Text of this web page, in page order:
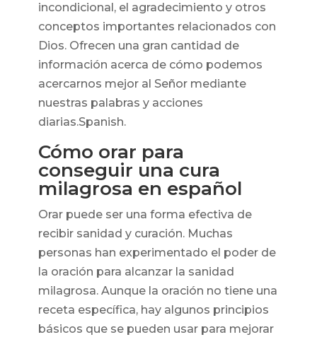
incondicional, el agradecimiento y otros
conceptos importantes relacionados con
Dios. Ofrecen una gran cantidad de
información acerca de cómo podemos
acercarnos mejor al Señor mediante
nuestras palabras y acciones
diarias.Spanish.
Cómo orar para
conseguir una cura
milagrosa en español
Orar puede ser una forma efectiva de
recibir sanidad y curación. Muchas
personas han experimentado el poder de
la oración para alcanzar la sanidad
milagrosa. Aunque la oración no tiene una
receta específica, hay algunos principios
básicos que se pueden usar para mejorar